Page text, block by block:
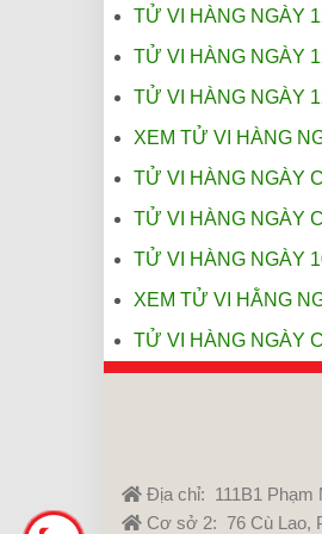
TỬ VI HÀNG NGÀY
TỬ VI HÀNG NGÀY
TỬ VI HÀNG NGÀY
XEM TỬ VI HÀNG
TỬ VI HÀNG NGÀY
TỬ VI HÀNG NGÀY
TỬ VI HÀNG NGÀY
XEM TỬ VI HẰNG
TỬ VI HÀNG NGÀY
Địa chỉ: 111B1 Phạm
Cơ sở 2: 76 Cù Lao,